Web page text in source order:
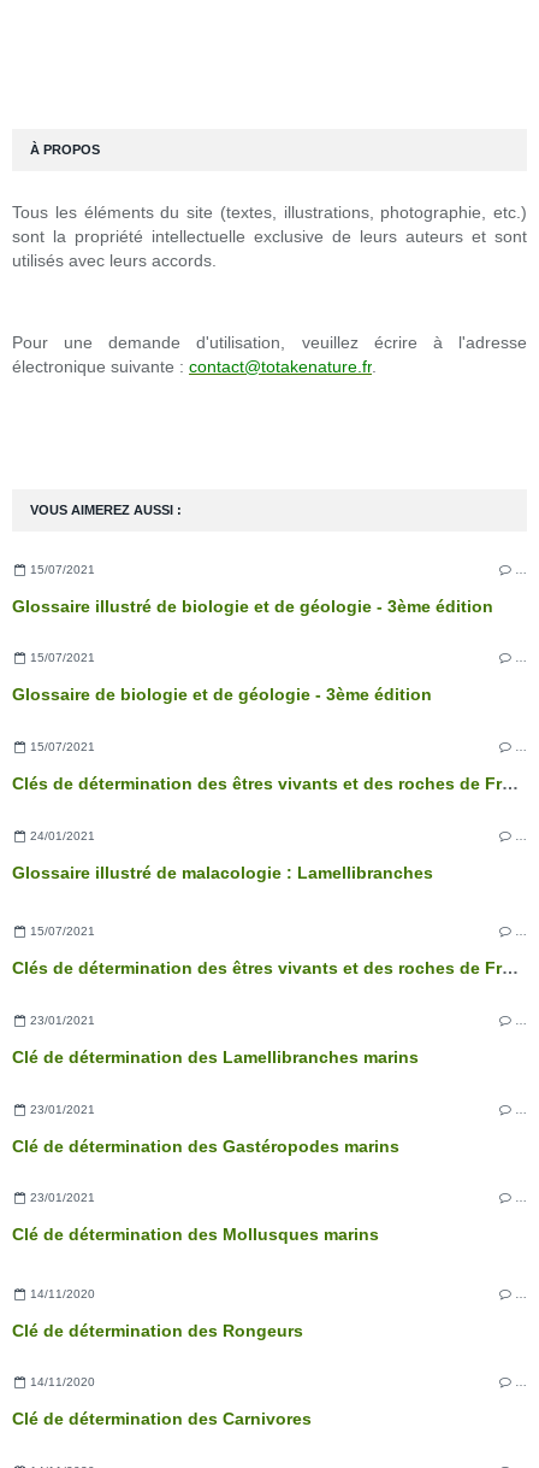
VOUS AIMEREZ AUSSI :
15/07/2021
Glossaire illustré de biologie et de géologie - 3ème édition
15/07/2021 …
Glossaire de biologie et de géologie - 3ème édition
15/07/2021
Clés de détermination des êtres vivants et des roches de France - 3ème édition
24/01/2021
Glossaire illustré de malacologie : Lamellibranches
15/07/2021 …
Clés de détermination des êtres vivants et des roches de France - 3ème édition
23/01/2021
Clé de détermination des Lamellibranches marins
23/01/2021
Clé de détermination des Gastéropodes marins
23/01/2021
Clé de détermination des Mollusques marins
14/11/2020
Clé de détermination des Rongeurs
14/11/2020 …
Clé de détermination des Carnivores
À PROPOS
Tous les éléments du site (textes, illustrations, photographie, etc.)
sont la propriété intellectuelle exclusive de leurs auteurs et sont
utilisés avec leurs accords.
Pour une demande d'utilisation, veuillez écrire à l'adresse
électronique suivante : contact@totakenature.fr